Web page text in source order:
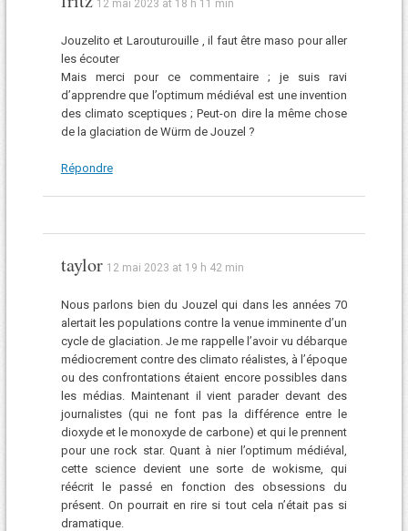
12 mai 2023 at 18 h 11 min
Jouzelito et Larouturouille , il faut être maso pour aller
les écouter
Mais merci pour ce commentaire ; je suis ravi
d’apprendre que l’optimum médiéval est une invention
des climato sceptiques ; Peut-on dire la même chose
de la glaciation de Würm de Jouzel ?
Répondre
taylor 12 mai 2023 at 19 h 42 min
Nous parlons bien du Jouzel qui dans les années 70
alertait les populations contre la venue imminente d’un
cycle de glaciation. Je me rappelle l’avoir vu débarque
médiocrement contre des climato réalistes, à l’époque
ou des confrontations étaient encore possibles dans
les médias. Maintenant il vient parader devant des
journalistes (qui ne font pas la différence entre le
dioxyde et le monoxyde de carbone) et qui le prennent
pour une rock star. Quant à nier l’optimum médiéval,
cette science devient une sorte de wokisme, qui
réécrit le passé en fonction des obsessions du
présent. On pourrait en rire si tout cela n’était pas si
dramatique.